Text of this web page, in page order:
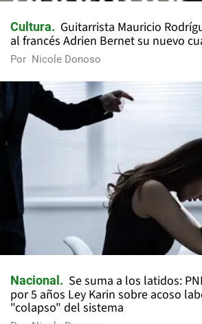
Cultura
Guitarrista Mauricio
al francés Adrien Bernet su nuevo
Por Nicole Donoso
Nacional
Se suma a los latidos:
por 5 años Ley Karin sobre acoso
"colapso" del sistema